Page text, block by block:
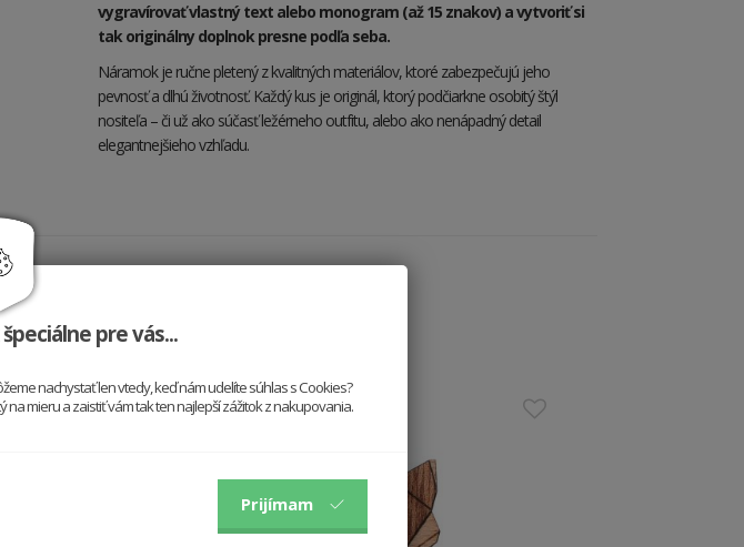
vygravírovať vlastný text alebo monogram (až 15 znakov) a vytvoriť si
tak originálny doplnok presne podľa seba.
Náramok je ručne pletený z kvalitných materiálov, ktoré zabezpečujú jeho
pevnosť a dlhú životnosť. Každý kus je originál, ktorý podčiarkne osobitý štýl
nositeľa – či už ako súčasť ležérneho outfitu, alebo ako nenápadný detail
elegantnejšieho vzhľadu.
sebe
pre vás...
nachystať len vtedy, keď nám udelíte súhlas s Cookies?
mieru a zaistiť vám tak ten najlepší zážitok z nakupovania.
Prijímam